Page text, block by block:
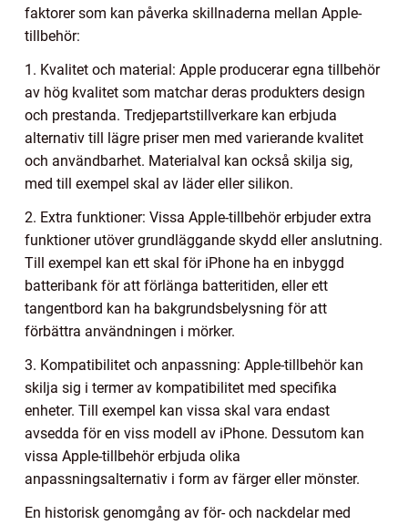
faktorer som kan påverka skillnaderna mellan Apple-
tillbehör:
1. Kvalitet och material: Apple producerar egna tillbehör
av hög kvalitet som matchar deras produkters design
och prestanda. Tredjepartstillverkare kan erbjuda
alternativ till lägre priser men med varierande kvalitet
och användbarhet. Materialval kan också skilja sig,
med till exempel skal av läder eller silikon.
2. Extra funktioner: Vissa Apple-tillbehör erbjuder extra
funktioner utöver grundläggande skydd eller anslutning.
Till exempel kan ett skal för iPhone ha en inbyggd
batteribank för att förlänga batteritiden, eller ett
tangentbord kan ha bakgrundsbelysning för att
förbättra användningen i mörker.
3. Kompatibilitet och anpassning: Apple-tillbehör kan
skilja sig i termer av kompatibilitet med specifika
enheter. Till exempel kan vissa skal vara endast
avsedda för en viss modell av iPhone. Dessutom kan
vissa Apple-tillbehör erbjuda olika
anpassningsalternativ i form av färger eller mönster.
En historisk genomgång av för- och nackdelar med